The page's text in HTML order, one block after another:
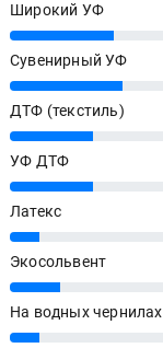
Широкий УФ
25%
Сувенирный УФ
27%
ДТФ (текстиль)
20%
УФ ДТФ
20%
Латекс
7%
Экосольвент
12%
На водных чернилах
7%